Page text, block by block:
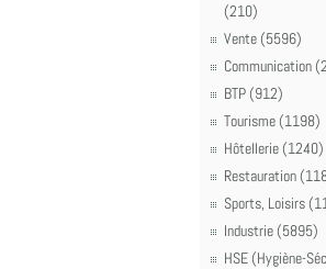
(210)
Vente (5596)
Communication
BTP (912)
Tourisme (1198)
Hôtellerie (1240)
Restauration
Sports, Loisirs
Industrie (5895)
HSE (Hygiène-